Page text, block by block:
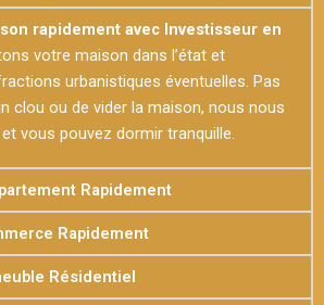
rapidement avec Investisseur en
votre maison dans l’état et
urbanistiques éventuelles. Pas
clou ou de vider la maison, nous nous
vous pouvez dormir tranquille.
Rapidement
Rapidement
Résidentiel